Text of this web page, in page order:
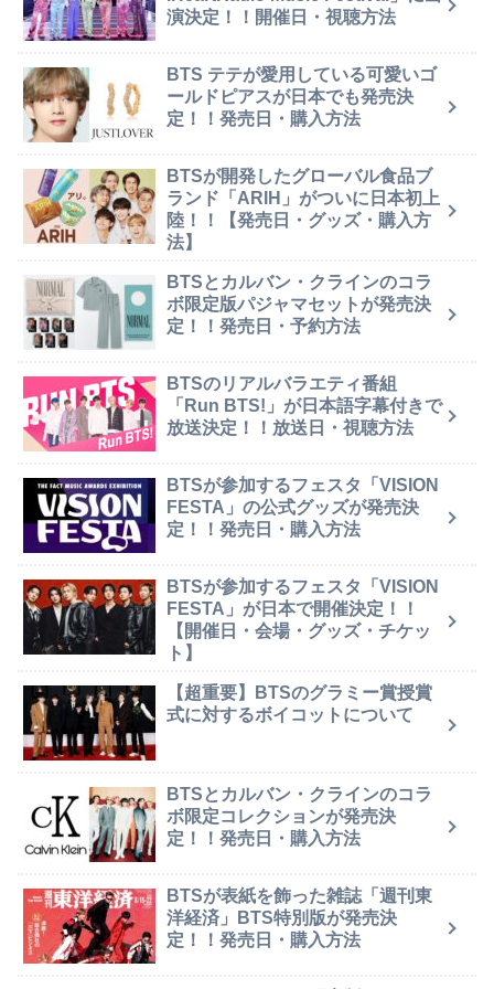
演決定！！開催日・視聴方法
BTS テテが愛用している可愛いゴ
ールドピアスが日本でも発売決
定！！発売日・購入方法
BTSが開発したグローバル食品ブ
ランド「ARIH」がついに日本初上
陸！！【発売日・グッズ・購入方
法】
BTSとカルバン・クラインのコラ
ボ限定版パジャマセットが発売決
定！！発売日・予約方法
BTSのリアルバラエティ番組
「Run BTS!」が日本語字幕付きで
放送決定！！放送日・視聴方法
BTSが参加するフェスタ「VISION
FESTA」の公式グッズが発売決
定！！発売日・購入方法
BTSが参加するフェスタ「VISION
FESTA」が日本で開催決定！！
【開催日・会場・グッズ・チケッ
ト】
【超重要】BTSのグラミー賞授賞
式に対するボイコットについて
BTSとカルバン・クラインのコラ
ボ限定コレクションが発売決
定！！発売日・購入方法
BTSが表紙を飾った雑誌「週刊東
洋経済」BTS特別版が発売決
定！！発売日・購入方法